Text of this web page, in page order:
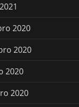
2020
2020
2020
2020